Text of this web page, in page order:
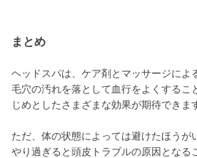
まとめ
ヘッドスパは、ケア剤とマッサージによ
毛穴の汚れを落として血行をよくするこ
じめとしたさまざまな効果が期待できま
ただ、体の状態によっては避けたほうが
やり過ぎると頭皮トラブルの原因となる